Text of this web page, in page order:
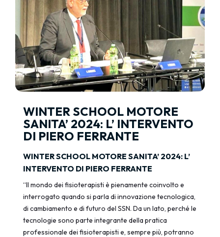
WINTER SCHOOL MOTORE
SANITA’ 2024: L’ INTERVENTO
DI PIERO FERRANTE
WINTER SCHOOL MOTORE SANITA’ 2024: L’
INTERVENTO DI PIERO FERRANTE
“Il mondo dei fisioterapisti è pienamente coinvolto e
interrogato quando si parla di innovazione tecnologica,
di cambiamento e di futuro del SSN. Da un lato, perché le
tecnologie sono parte integrante della pratica
professionale dei fisioterapisti e, sempre più, potranno